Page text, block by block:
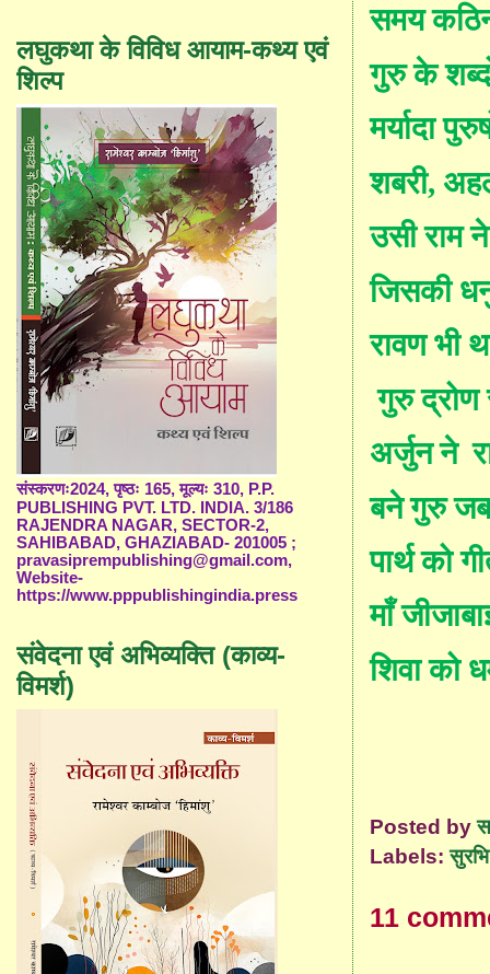
समय
गुरुके
मर्यादा
शबरी,
उसी राम ने
जिसकी
रावण भी
गुरुद्रोण
अर्जुन ने
बने गुरु
पार्थ को
माँ
शिवाकोध
Posted by
Labels:
11
लघुकथा के विविध आयाम-कथ्य एवं
शिल्प
संस्करणः2024, पृष्ठः 165, मूल्यः 310, P.P.
PUBLISHING PVT. LTD. INDIA. 3/186
RAJENDRA NAGAR, SECTOR-2,
SAHIBABAD, GHAZIABAD- 201005 ;
pravasiprempublishing@gmail.com,
Website-
https://www.pppublishingindia.press
संवेदना एवं अभिव्यक्ति (काव्य-
विमर्श)